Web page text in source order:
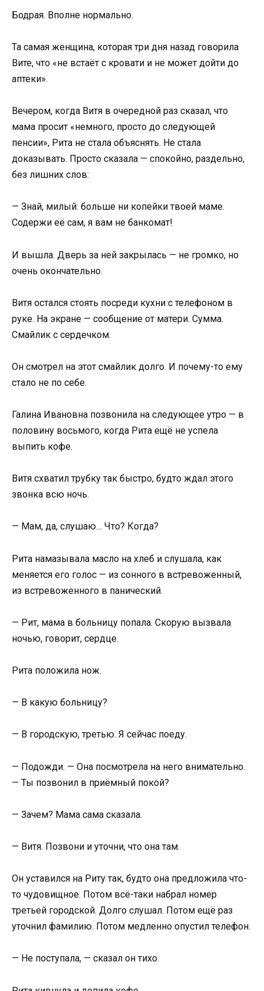
Бодрая. Вполне нормально.
Та самая женщина, которая три дня назад говорила
Вите, что «не встаёт с кровати и не может дойти до
аптеки».
Вечером, когда Витя в очередной раз сказал, что
мама просит «немного, просто до следующей
пенсии», Рита не стала объяснять. Не стала
доказывать. Просто сказала — спокойно, раздельно,
без лишних слов:
— Знай, милый: больше ни копейки твоей маме.
Содержи её сам, я вам не банкомат!
И вышла. Дверь за ней закрылась — не громко, но
очень окончательно.
Витя остался стоять посреди кухни с телефоном в
руке. На экране — сообщение от матери. Сумма.
Смайлик с сердечком.
Он смотрел на этот смайлик долго. И почему-то ему
стало не по себе.
Галина Ивановна позвонила на следующее утро — в
половину восьмого, когда Рита ещё не успела
выпить кофе.
Витя схватил трубку так быстро, будто ждал этого
звонка всю ночь.
— Мам, да, слушаю… Что? Когда?
Рита намазывала масло на хлеб и слушала, как
меняется его голос — из сонного в встревоженный,
из встревоженного в панический.
— Рит, мама в больницу попала. Скорую вызвала
ночью, говорит, сердце.
Рита положила нож.
— В какую больницу?
— В городскую, третью. Я сейчас поеду.
— Подожди. — Она посмотрела на него внимательно.
— Ты позвонил в приёмный покой?
— Зачем? Мама сама сказала.
— Витя. Позвони и уточни, что она там.
Он уставился на Риту так, будто она предложила что-
то чудовищное. Потом всё-таки набрал номер
третьей городской. Долго слушал. Потом ещё раз
уточнил фамилию. Потом медленно опустил телефон.
— Не поступала, — сказал он тихо.